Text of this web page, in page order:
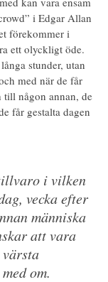
i Edgar Allan
förekommer i
ett olyckligt öde.
stunder, utan
med när de får
till någon annan, de
får gestalta dagen
i vilken
vecka efter
människa
att vara
om.